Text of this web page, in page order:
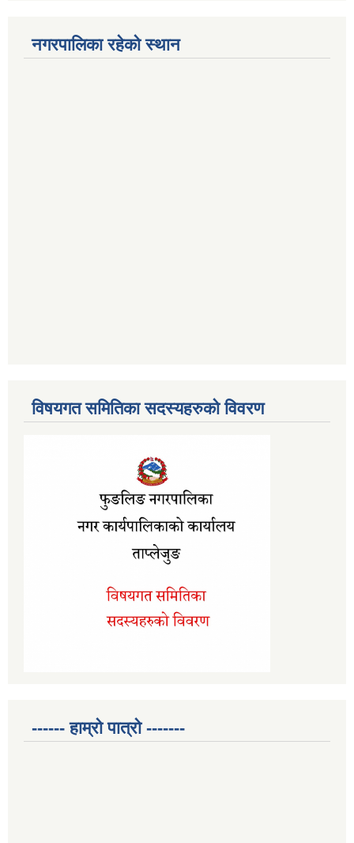
नगरपालिका रहेको स्थान
विषयगत समितिका सदस्यहरुको विवरण
------ हाम्रो पात्रो -------